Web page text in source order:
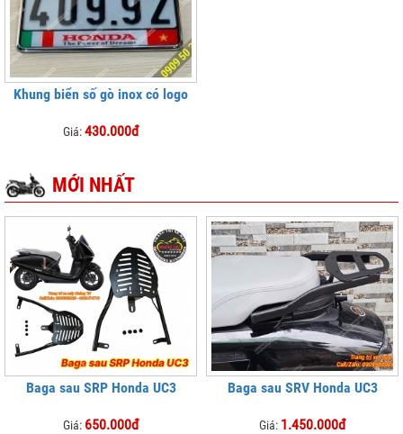
Khung biển số gò inox có logo
Giá:430.000đ
MỚI NHẤT
Baga sau SRP Honda UC3
Giá: 650.000đ
Baga sau SRV Honda UC3
Giá: 1.450.000đ